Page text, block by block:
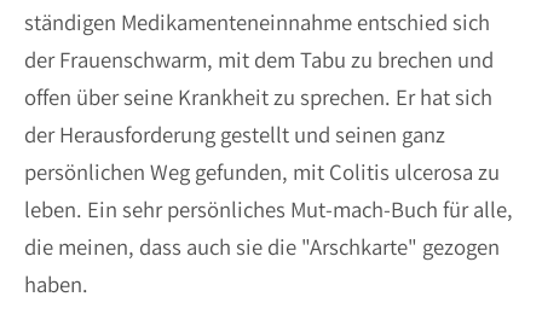
ständigen Medikamenteneinnahme entschied sich
der Frauenschwarm, mit dem Tabu zu brechen und
offen über seine Krankheit zu sprechen. Er hat sich
der Herausforderung gestellt und seinen ganz
persönlichen Weg gefunden, mit Colitis ulcerosa zu
leben. Ein sehr persönliches Mut-mach-Buch für alle,
die meinen, dass auch sie die "Arschkarte" gezogen
haben.